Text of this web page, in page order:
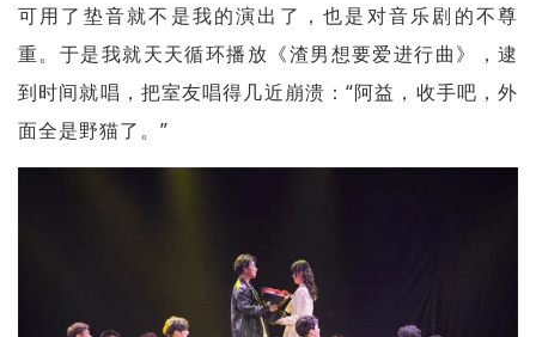
可用了垫音就不是我的演出了，也是对音乐剧的不尊
重。于是我就天天循环播放《渣男想要爱进行曲》，逮
到时间就唱，把室友唱得几近崩溃：“阿益，收手吧，外
面全是野猫了。”